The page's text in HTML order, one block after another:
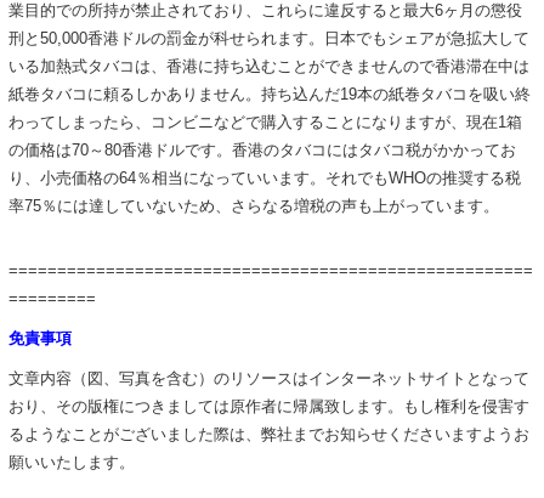
業目的での所持が禁止されており、これらに違反すると最大6ヶ月の懲役
刑と50,000香港ドルの罰金が科せられます。日本でもシェアが急拡大して
いる加熱式タバコは、香港に持ち込むことができませんので香港滞在中は
紙巻タバコに頼るしかありません。持ち込んだ19本の紙巻タバコを吸い終
わってしまったら、コンビニなどで購入することになりますが、現在1箱
の価格は70～80香港ドルです。香港のタバコにはタバコ税がかかってお
り、小売価格の64％相当になっていいます。それでもWHOの推奨する税
率75％には達していないため、さらなる増税の声も上がっています。
======================================================
=========
免責事項
文章内容（図、写真を含む）のリソースはインターネットサイトとなって
おり、その版権につきましては原作者に帰属致します。もし権利を侵害す
るようなことがございました際は、弊社までお知らせくださいますようお
願いいたします。